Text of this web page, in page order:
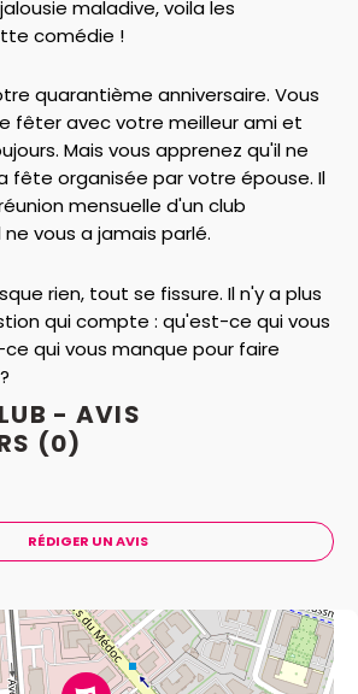
maladive, voila les
comédie !
quarantième anniversaire. Vous
fêter avec votre meilleur ami et
Mais vous apprenez qu'il ne
fête organisée par votre épouse. Il
mensuelle d'un club
vous a jamais parlé.
rien, tout se fissure. Il n'y a plus
qui compte : qu'est-ce qui vous
qui vous manque pour faire
- AVIS
(0)
RÉDIGER UN AVIS